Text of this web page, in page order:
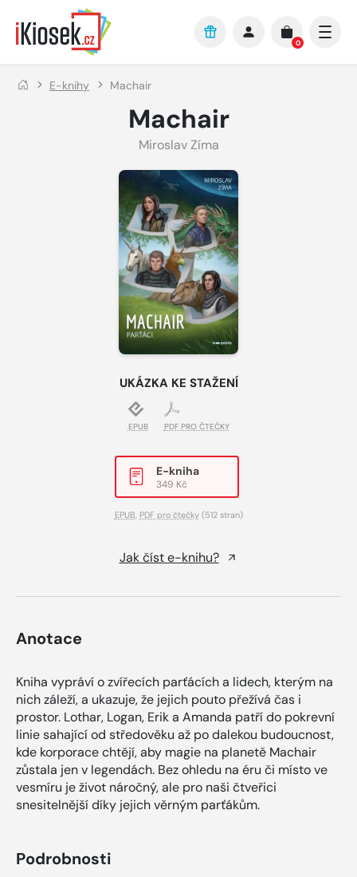
Přejít na hlavní obsah
0
E-knihy Machair
Machair
Miroslav Zíma
UKÁZKA KE STAŽENÍ
EPUB PDF PRO ČTEČKY
E-kniha
349 Kč
EPUB, PDF pro čtečky(512 stran)
Jak číst e-knihu?
Anotace
Kniha vypráví o zvířecích parťácích a lidech, kterým na
nich záleží, a ukazuje, že jejich pouto přežívá čas i
prostor. Lothar, Logan, Erik a Amanda patří do pokrevní
linie sahající od středověku až po dalekou budoucnost,
kde korporace chtějí, aby magie na planetě Machair
zůstala jen v legendách. Bez ohledu na éru či místo ve
vesmíru je život náročný, ale pro naši čtveřici
snesitelnější díky jejich věrným parťákům.
Podrobnosti